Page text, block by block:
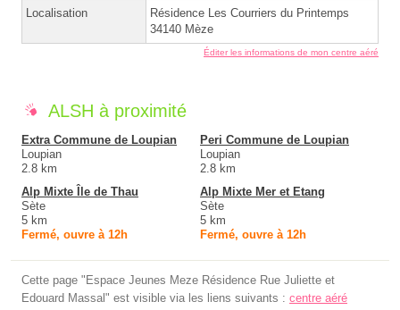
Localisation
Résidence Les Courriers du Printemps
34140 Mèze
Éditer les informations de mon centre aéré
ALSH à proximité
Extra Commune de Loupian
Loupian
2.8 km
Peri Commune de Loupian
Loupian
2.8 km
Alp Mixte Île de Thau
Sète
5 km
Fermé, ouvre à 12h
Alp Mixte Mer et Etang
Sète
5 km
Fermé, ouvre à 12h
Cette page "Espace Jeunes Meze Résidence Rue Juliette et
Edouard Massal" est visible via les liens suivants : centre aéré